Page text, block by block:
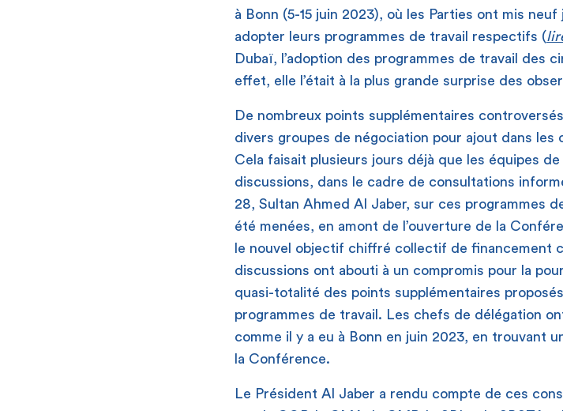
à Bonn (5-15 juin 2023), où les Parties ont mis
adopter leurs programmes de travail respectifs (
Dubaï, l’adoption des programmes de travail des
effet, elle l’était à la plus grande surprise des
De nombreux points supplémentaires
divers groupes de négociation pour ajout dans
Cela faisait plusieurs jours déjà que les équipes
discussions, dans le cadre de consultations
28, Sultan Ahmed Al Jaber, sur ces programmes
été menées, en amont de l’ouverture de la
le nouvel objectif chiffré collectif de financement
discussions ont abouti à un compromis pour la
quasi-totalité des points supplémentaires
programmes de travail. Les chefs de délégation
comme il y a eu à Bonn en juin 2023, en trouvant
la Conférence.
Le Président Al Jaber a rendu compte de ces